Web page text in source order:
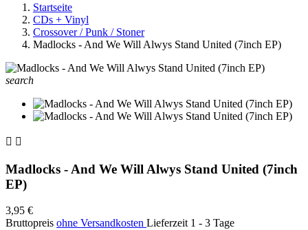
Startseite
CDs + Vinyl
Crossover / Punk / Stoner
Madlocks - And We Will Alwys Stand United (7inch EP)
search
 
Madlocks - And We Will Alwys Stand United (7inch
EP)
3,95 €
Bruttopreis ohne Versandkosten Lieferzeit 1 - 3 Tage